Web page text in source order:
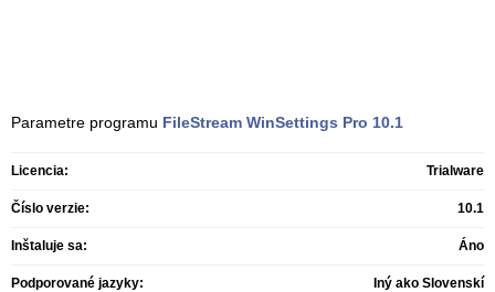
Parametre programu FileStream WinSettings Pro 10.1
Licencia: Trialware
Číslo verzie: 10.1
Inštaluje sa: Áno
Podporované jazyky: Iný ako Slovenskí